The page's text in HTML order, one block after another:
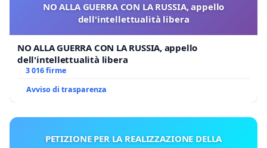
NO ALLA GUERRA CON LA RUSSIA, appello
dell'intellettualità libera
NO ALLA GUERRA CON LA RUSSIA, appello
dell'intellettualità libera
3 016 firme
Avviso di trasparenza
PETIZIONE PER LA REALIZZAZIONE DELLA